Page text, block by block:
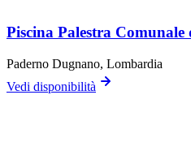
Piscina Palestra
Paderno Dugnano, Lombardia
Vedi disponibilità